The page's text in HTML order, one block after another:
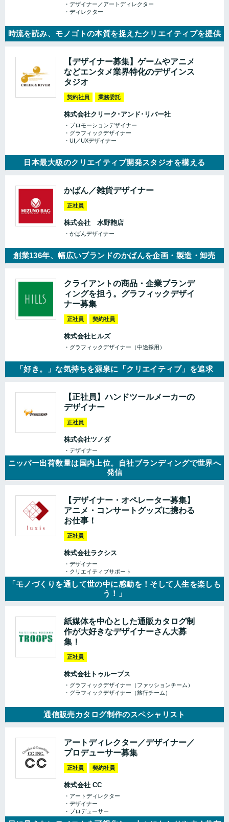
・デザイナー／アートディレクター
・ディレクター
時流を読み、モノゴトの本質を捉えたクリエイティブを提供
【デザイナー募集】ゲームやアニメ
などエンタメ業界特化のデザインス
タジオ
契約社員 業務委託
株式会社クリーク･アンド･リバー社
・プロモーションデザイナー
・グラフィックデザイナー
・UI／UXデザイナー
日本最大級のクリエイティブ開発スタジオを構える
かばん／雑貨デザイナー
正社員
株式会社 水野鞄店
・かばんデザイナー
創業136年、幅広いブランドのかばんを企画・製造・卸売
クライアントの商品・企業ブランデ
ィングを担う。グラフィックデザイ
ナー募集
正社員 契約社員
株式会社ヒルズ
・グラフィックデザイナー（中途採用）
「好き。」な気持ちを源泉に「クリエイティブ」を追求
【正社員】ハンドツールメーカーの
デザイナー
正社員
株式会社ツノダ
・デザイナー
ニッパー出荷数量は国内上位。自社ブランディングで世界へ
発信
【デザイナー・オペレーター募集】
アニメ・コンサートグッズに携わる
お仕事！
正社員
株式会社ラクシス
・デザイナー
・クリエイティブサポート
「モノづくりを通して世の中に感動を！そして人生を楽しも
う！」
紙媒体を中心とした通販カタログ制
作が大好きなデザイナーさん大募
集！
正社員
株式会社トゥループス
・グラフィックデザイナー（ファッションチーム）
・グラフィックデザイナー（旅行チーム）
通信販売カタログ制作のスペシャリスト
アートディレクター／デザイナー／
プロデューサー募集
正社員 契約社員
株式会社 CC
・アートディレクター
・デザイナー
・プロデューサー